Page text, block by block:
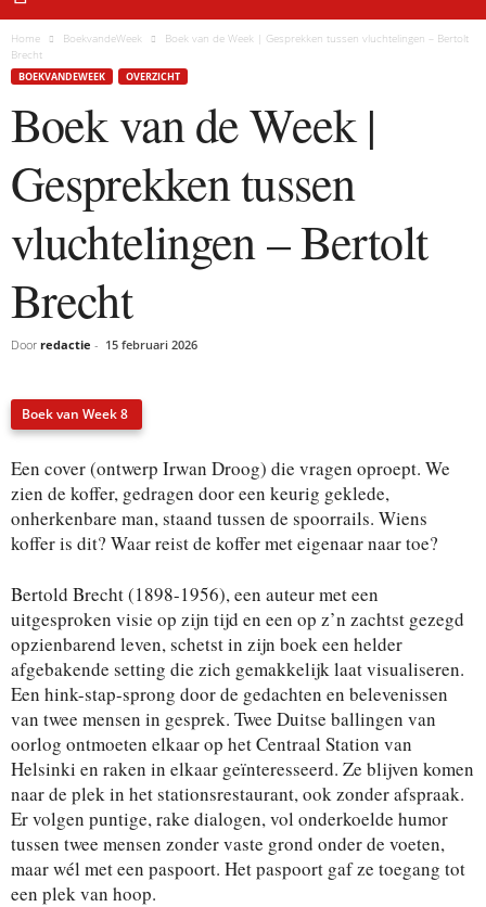
Home BoekvandeWeek
Boek van de Week | Gesprekken tussen vluchtelingen – Bertolt
Brecht
BOEKVANDEWEEK OVERZICHT
Boek van de Week |
Gesprekken tussen
vluchtelingen – Bertolt
Brecht
Door redactie - 15 februari 2026
Boek van Week 8
Een cover (ontwerp Irwan Droog) die vragen oproept. We
zien de koffer, gedragen door een keurig geklede,
onherkenbare man, staand tussen de spoorrails. Wiens
koffer is dit? Waar reist de koffer met eigenaar naar toe?
Bertold Brecht (1898-1956), een auteur met een
uitgesproken visie op zijn tijd en een op z’n zachtst gezegd
opzienbarend leven, schetst in zijn boek een helder
afgebakende setting die zich gemakkelijk laat visualiseren.
Een hink-stap-sprong door de gedachten en belevenissen
van twee mensen in gesprek. Twee Duitse ballingen van
oorlog ontmoeten elkaar op het Centraal Station van
Helsinki en raken in elkaar geïnteresseerd. Ze blijven komen
naar de plek in het stationsrestaurant, ook zonder afspraak.
Er volgen puntige, rake dialogen, vol onderkoelde humor
tussen twee mensen zonder vaste grond onder de voeten,
maar wél met een paspoort. Het paspoort gaf ze toegang tot
een plek van hoop.